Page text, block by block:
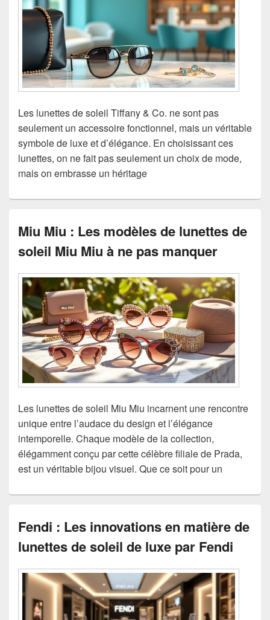
Les lunettes de soleil Tiffany & Co. ne sont pas
seulement un accessoire fonctionnel, mais un véritable
symbole de luxe et d’élégance. En choisissant ces
lunettes, on ne fait pas seulement un choix de mode,
mais on embrasse un héritage
Miu Miu : Les modèles de lunettes de
soleil Miu Miu à ne pas manquer
Les lunettes de soleil Miu Miu incarnent une rencontre
unique entre l’audace du design et l’élégance
intemporelle. Chaque modèle de la collection,
élégamment conçu par cette célèbre filiale de Prada,
est un véritable bijou visuel. Que ce soit pour un
Fendi : Les innovations en matière de
lunettes de soleil de luxe par Fendi